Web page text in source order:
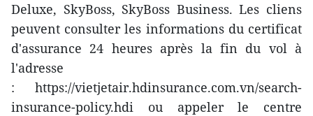
Deluxe, SkyBoss, SkyBoss Business. Les cliens
peuvent consulter les informations du certificat
d'assurance 24 heures après la fin du vol à
l'adresse
: https://vietjetair.hdinsurance.com.vn/search-
insurance-policy.hdi ou appeler le centre